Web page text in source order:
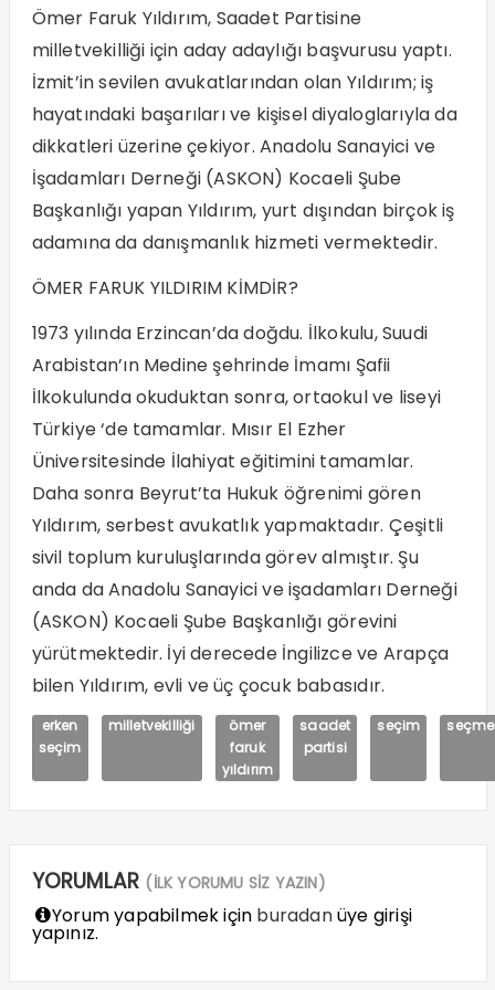
Ömer Faruk Yıldırım, Saadet Partisine
milletvekilliği için aday adaylığı başvurusu yaptı.
İzmit’in sevilen avukatlarından olan Yıldırım; iş
hayatındaki başarıları ve kişisel diyaloglarıyla da
dikkatleri üzerine çekiyor. Anadolu Sanayici ve
İşadamları Derneği (ASKON) Kocaeli Şube
Başkanlığı yapan Yıldırım, yurt dışından birçok iş
adamına da danışmanlık hizmeti vermektedir.
ÖMER FARUK YILDIRIM KİMDİR?
1973 yılında Erzincan’da doğdu. İlkokulu, Suudi
Arabistan’ın Medine şehrinde İmamı Şafii
İlkokulunda okuduktan sonra, ortaokul ve liseyi
Türkiye ‘de tamamlar. Mısır El Ezher
Üniversitesinde İlahiyat eğitimini tamamlar.
Daha sonra Beyrut’ta Hukuk öğrenimi gören
Yıldırım, serbest avukatlık yapmaktadır. Çeşitli
sivil toplum kuruluşlarında görev almıştır. Şu
anda da Anadolu Sanayici ve işadamları Derneği
(ASKON) Kocaeli Şube Başkanlığı görevini
yürütmektedir. İyi derecede İngilizce ve Arapça
bilen Yıldırım, evli ve üç çocuk babasıdır.
erken
seçim
milletvekilliği
ömer
faruk
yıldırım
saadet
partisi
seçim
YORUMLAR (İLK YORUMU SİZ YAZIN)
Yorum yapabilmek için buradanüye girişi
yapınız.